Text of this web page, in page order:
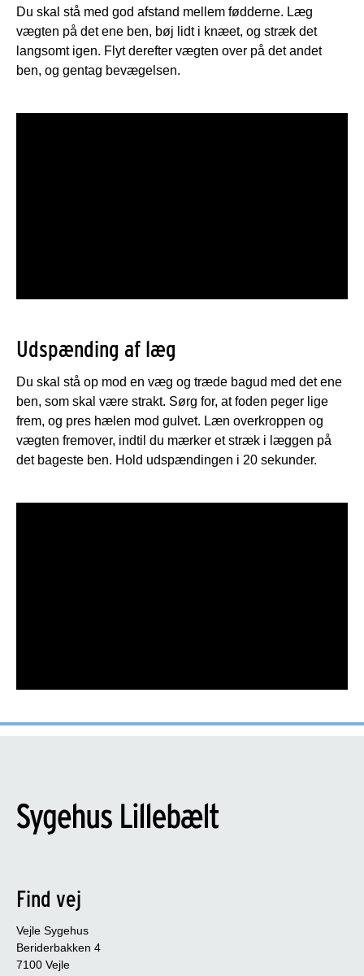
Du skal stå med god afstand mellem fødderne. Læg
vægten på det ene ben, bøj lidt i knæet, og stræk det
langsomt igen. Flyt derefter vægten over på det andet
ben, og gentag bevægelsen.
Udspænding af læg
Du skal stå op mod en væg og træde bagud med det ene
ben, som skal være strakt. Sørg for, at foden peger lige
frem, og pres hælen mod gulvet. Læn overkroppen og
vægten fremover, indtil du mærker et stræk i læggen på
det bageste ben. Hold udspændingen i 20 sekunder.
Find vej
Vejle Sygehus
Beriderbakken 4
7100 Vejle